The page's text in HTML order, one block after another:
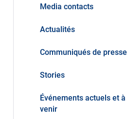
Media contacts
Actualités
Communiqués de presse
Stories
Événements actuels et à
venir